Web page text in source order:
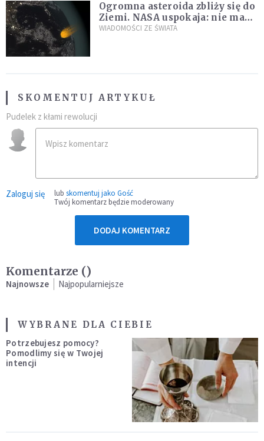
Ogromna asteroida zbliży się do
Ziemi. NASA uspokaja: nie ma
zagrożenia
WIADOMOŚCI ZE ŚWIATA
SKOMENTUJ ARTYKUŁ
Pudelek z kłami rewolucji
Zaloguj się lub skomentuj jako Gość
Twój komentarz będzie moderowany
DODAJ KOMENTARZ
Komentarze ()
Najnowsze Najpopularniejsze
WYBRANE DLA CIEBIE
Potrzebujesz pomocy?
Pomodlimy się w Twojej
intencji